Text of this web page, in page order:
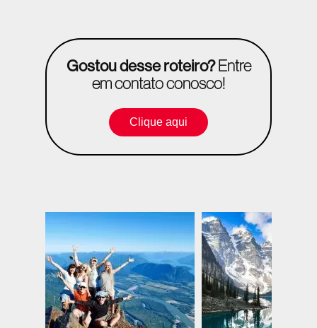
Gostou desse roteiro?Entre
em contato conosco!
Clique aqui